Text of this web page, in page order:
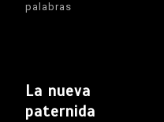
palabras
La nueva
paternida